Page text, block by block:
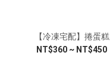
【冷凍宅配】捲蛋糕
NT$360 ~ NT$450